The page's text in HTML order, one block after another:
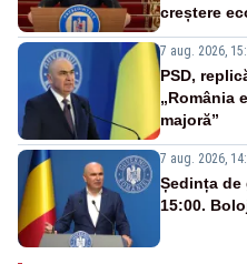
creștere
7 aug. 2026,
PSD,
„România
majoră”
7 aug. 2026,
Ședința de
15:00.